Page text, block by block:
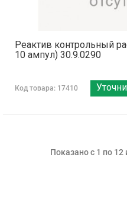
Реактив контрольный
10 ампул) 30.9.0290
Код товара: 17410
Показано с 1 по 12